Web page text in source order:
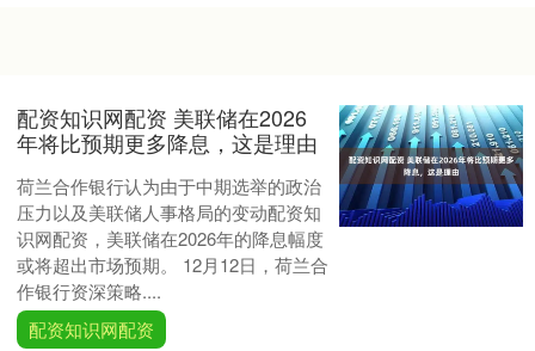
配资知识网配资 美联储在2026
年将比预期更多降息，这是理由
荷兰合作银行认为由于中期选举的政治
压力以及美联储人事格局的变动配资知
识网配资，美联储在2026年的降息幅度
或将超出市场预期。 12月12日，荷兰合
作银行资深策略....
配资知识网配资